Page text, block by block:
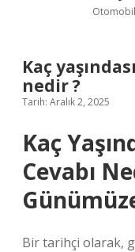
Kaç
nedir ?
Tarih: Aralık 2, 2025
Kaç
Cevabı
Bir tarihçi olarak,